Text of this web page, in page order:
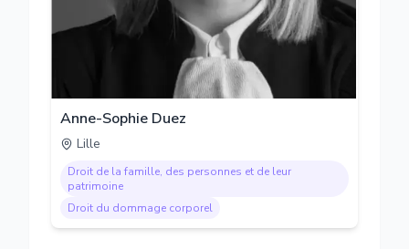
Anne-Sophie Duez
Lille
Droit de la famille, des personnes et de leur
patrimoine
Droit du dommage corporel